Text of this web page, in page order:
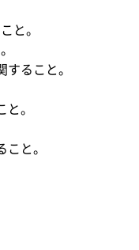
と。
ること。
。
と。